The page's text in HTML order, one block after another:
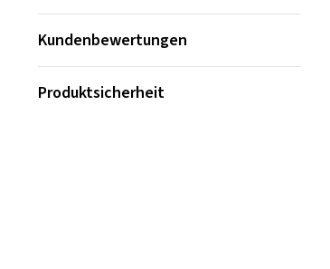
Kundenbewertungen
Produktsicherheit